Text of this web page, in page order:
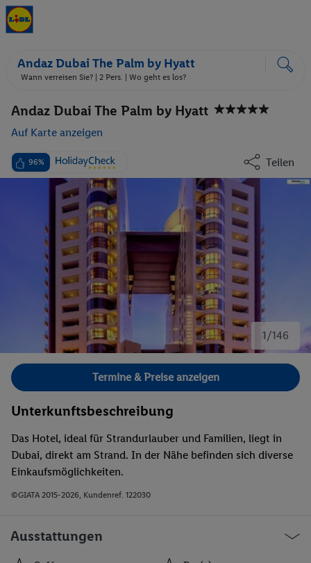
Andaz Dubai The Palm by Hyatt
Wann verreisen Sie? | 2 Pers. | Wo geht es los?
Andaz Dubai The Palm by Hyatt
Auf Karte anzeigen
96% Teilen
1/146
Bild 1 von 146.
Termine & Preise anzeigen
Unterkunftsbeschreibung
Das Hotel, ideal für Strandurlauber und Familien, liegt in
Dubai, direkt am Strand. In der Nähe befinden sich diverse
Einkaufsmöglichkeiten.
©GIATA 2015-2026, Kundenref. 122030
Ausstattungen